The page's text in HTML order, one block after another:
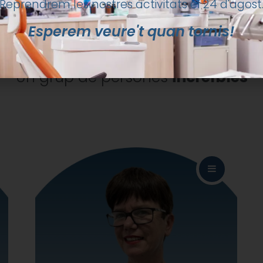
EQUIPMOLT
Un grup de personesincreïbles
Reprendrem les nostres activitats el 24 d'agost.
Esperem veure't quan tornis!